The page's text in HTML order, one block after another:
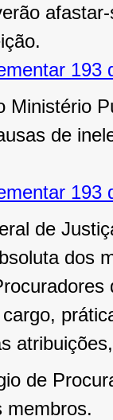
193
Ministério
de
193
de
dos
de
membros.